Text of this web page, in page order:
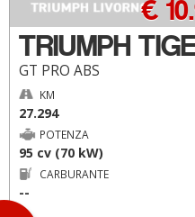
TRIUMPH
GT PRO ABS
€
KM
27.294
POTENZA
95 cv (70 kW)
CARBURANTE
--